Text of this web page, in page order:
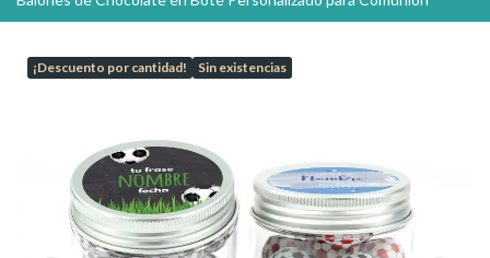
¡Descuento por cantidad! Sin existencias